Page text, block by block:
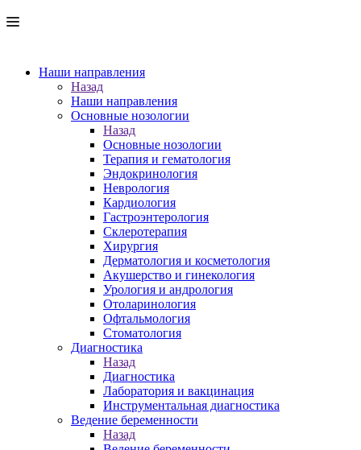
Наши направления
Назад
Наши направления
Основные нозологии
Назад
Основные нозологии
Терапия и гематология
Эндокринология
Неврология
Кардиология
Гастроэнтерология
Склеротерапия
Хирургия
Дерматология и косметология
Акушерство и гинекология
Урология и андрология
Отоларинология
Офтальмология
Стоматология
Диагностика
Назад
Диагностика
Лаборатория и вакцинация
Инструментальная диагностика
Ведение беременности
Назад